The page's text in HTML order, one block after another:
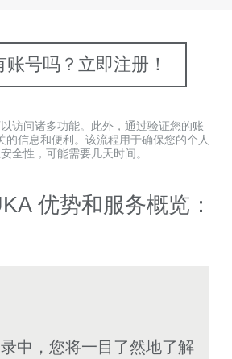
号吗？立即注册！
访问诸多功能。此外，通过验证您的账
的信息和便利。该流程用于确保您的个人
全性，可能需要几天时间。
优势和服务概览：
中，您将一目了然地了解